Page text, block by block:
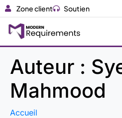
Zone client Soutien
Auteur :
Mahmood
Accueil